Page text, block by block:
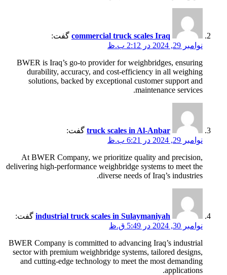
commercial truck scales Iraq گفت:
نوامبر 29, 2024 در 2:12 ب.ظ
BWER is Iraq’s go-to provider for weighbridges, ensuring
durability, accuracy, and cost-efficiency in all weighing
solutions, backed by exceptional customer support and
maintenance services.
truck scales in Al-Anbar گفت:
نوامبر 29, 2024 در 6:21 ب.ظ
At BWER Company, we prioritize quality and precision,
delivering high-performance weighbridge systems to meet the
diverse needs of Iraq’s industries.
industrial truck scales in Sulaymaniyah گفت:
نوامبر 30, 2024 در 5:49 ق.ظ
BWER Company is committed to advancing Iraq’s industrial
sector with premium weighbridge systems, tailored designs,
and cutting-edge technology to meet the most demanding
applications.